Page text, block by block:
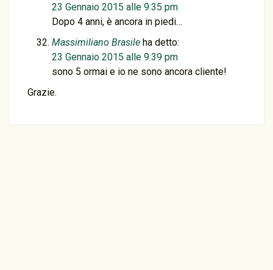
23 Gennaio 2015 alle 9:35 pm
Dopo 4 anni, è ancora in piedi…
Massimiliano Brasile ha detto:
23 Gennaio 2015 alle 9:39 pm
sono 5 ormai e io ne sono ancora cliente!
Grazie.